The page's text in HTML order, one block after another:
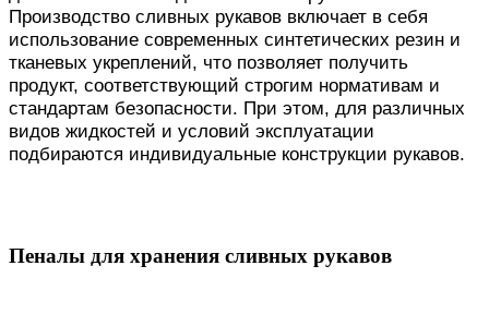
Производство сливных рукавов включает в себя
использование современных синтетических резин и
тканевых укреплений, что позволяет получить
продукт, соответствующий строгим нормативам и
стандартам безопасности. При этом, для различных
видов жидкостей и условий эксплуатации
подбираются индивидуальные конструкции рукавов.
Пеналы для хранения сливных рукавов